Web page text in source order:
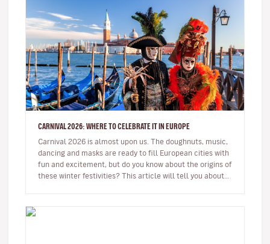
CARNIVAL 2026: WHERE TO CELEBRATE IT IN EUROPE
Carnival 2026 is almost upon us. The doughnuts, music,
dancing and masks are ready to fill European cities with
fun and excitement, but do you know about the origins of
these winter festivities? This article will tell you about